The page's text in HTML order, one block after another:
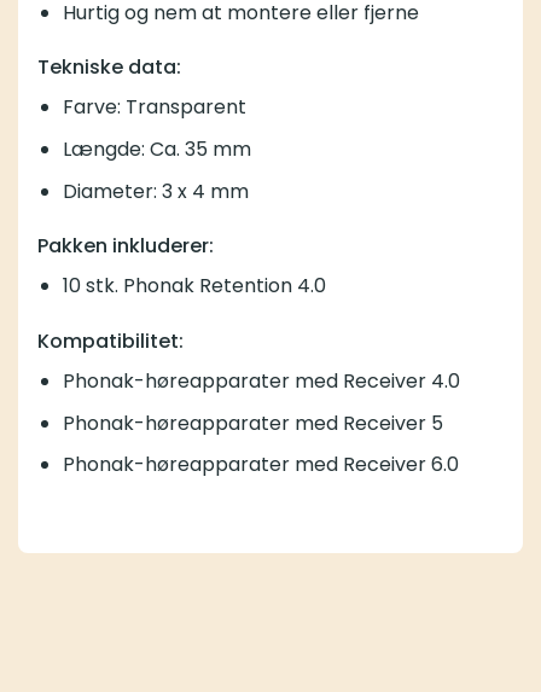
Hurtig og nem at montere eller fjerne
Tekniske data:
Farve: Transparent
Længde: Ca. 35 mm
Diameter: 3 x 4 mm
Pakken inkluderer:
10 stk. Phonak Retention 4.0
Kompatibilitet:
Phonak-høreapparater med Receiver 4.0
Phonak-høreapparater med Receiver 5
Phonak-høreapparater med Receiver 6.0